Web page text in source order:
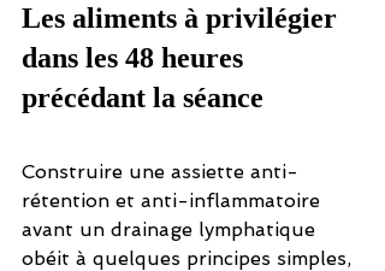
Les aliments à privilégier
dans les 48 heures
précédant la séance
Construire une assiette anti-
rétention et anti-inflammatoire
avant un drainage lymphatique
obéit à quelques principes simples,